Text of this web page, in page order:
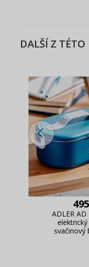
DALŠÍ Z TÉTO
ADLER
svačinový